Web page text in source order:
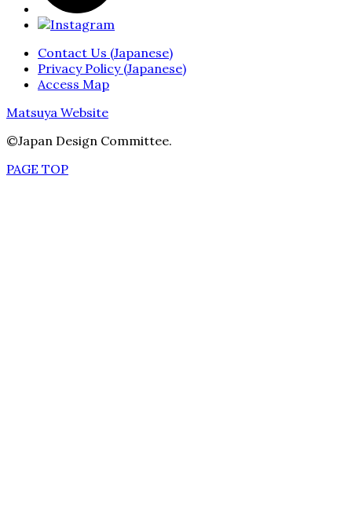
Contact Us (Japanese)
Privacy Policy (Japanese)
Access Map
Matsuya Website
©Japan Design Committee.
PAGE TOP